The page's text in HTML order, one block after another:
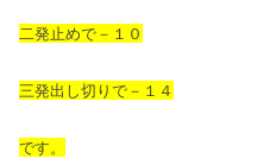
二発止めで－１０
三発出し切りで－１４
です。